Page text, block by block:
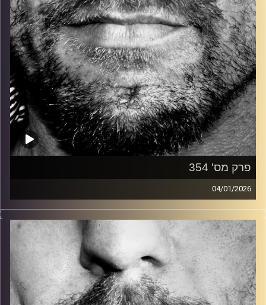
פרק מס' 354
04/01/2026
זיפים, מוזיקה מחוספסת של הופעות חיות. הרבה ג'אם, רוק,
בלוז, bluegrass, ג'אז, Fאנק, פרוגרסיב ואפילו אלקטרוניקה.
כל מה שחי, אמיתי ונושם.
עם שמוליק רגב.
קרדיט תמונות: David Goehring